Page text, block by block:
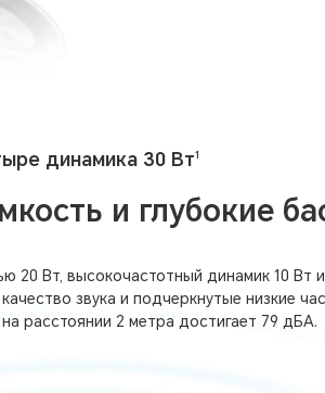
динамика 30 Вт1
и глубокие
20 Вт, высокочастотный динамик 10 Вт
звука и подчеркнутые низкие
расстоянии 2 метра достигает 79 дБА.